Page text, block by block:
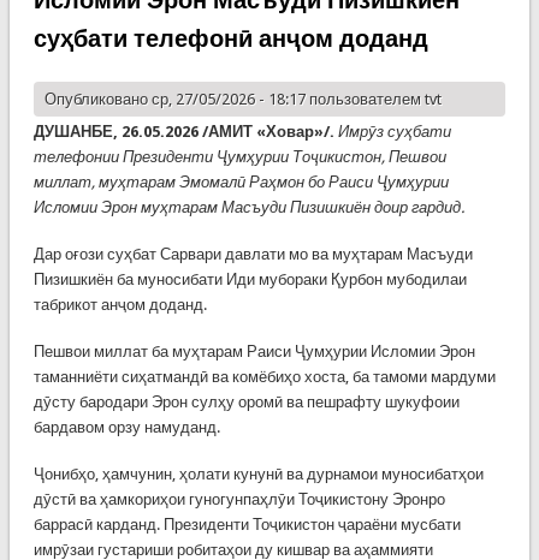
суҳбати телефонӣ анҷом доданд
Опубликовано ср, 27/05/2026 - 18:17 пользователем tvt
ДУШАНБЕ, 26.05.2026 /АМИТ «Ховар»/. Имрӯз суҳбати
телефонии Президенти Ҷумҳурии Тоҷикистон, Пешвои
миллат, муҳтарам Эмомалӣ Раҳмон бо Раиси Ҷумҳурии
Исломии Эрон муҳтарам Масъуди Пизишкиён доир гардид.
Дар оғози суҳбат Сарвари давлати мо ва муҳтарам Масъуди
Пизишкиён ба муносибати Иди мубораки Қурбон мубодилаи
табрикот анҷом доданд.
Пешвои миллат ба муҳтарам Раиси Ҷумҳурии Исломии Эрон
таманниёти сиҳатмандӣ ва комёбиҳо хоста, ба тамоми мардуми
дӯсту бародари Эрон сулҳу оромӣ ва пешрафту шукуфоии
бардавом орзу намуданд.
Ҷонибҳо, ҳамчунин, ҳолати кунунӣ ва дурнамои муносибатҳои
дӯстӣ ва ҳамкориҳои гуногунпаҳлӯи Тоҷикистону Эронро
баррасӣ карданд. Президенти Тоҷикистон ҷараёни мусбати
имрӯзаи густариши робитаҳои ду кишвар ва аҳаммияти